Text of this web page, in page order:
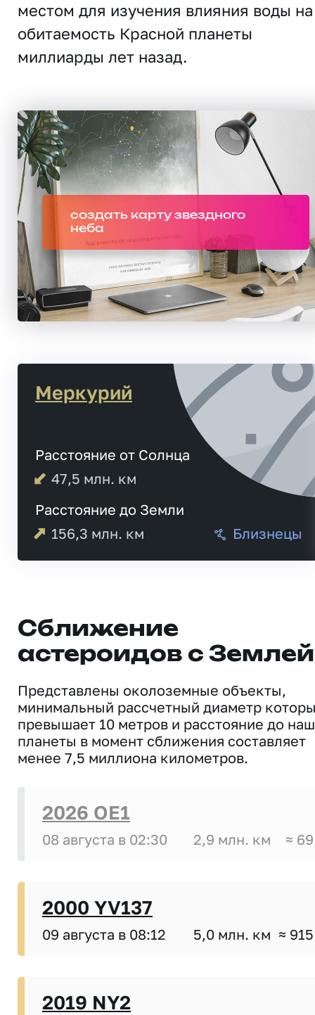
местом для изучения влияния воды на
обитаемость Красной планеты
миллиарды лет назад.
создать карту звездного
неба
Меркурий
Расстояние от Солнца
47,5 млн. км
Расстояние до Земли
156,3 млн. км Близнецы
Сближение
астероидов с Землей
Представлены околоземные объекты,
минимальный рассчетный диаметр
превышает 10 метров и расстояние до
планеты в момент сближения составляет
менее 7,5 миллиона километров.
2026 OE1
08 августа в 02:30 2,9 млн. км ≈
2000 YV137
09 августа в 08:12 5,0 млн. км ≈
2019 NY2